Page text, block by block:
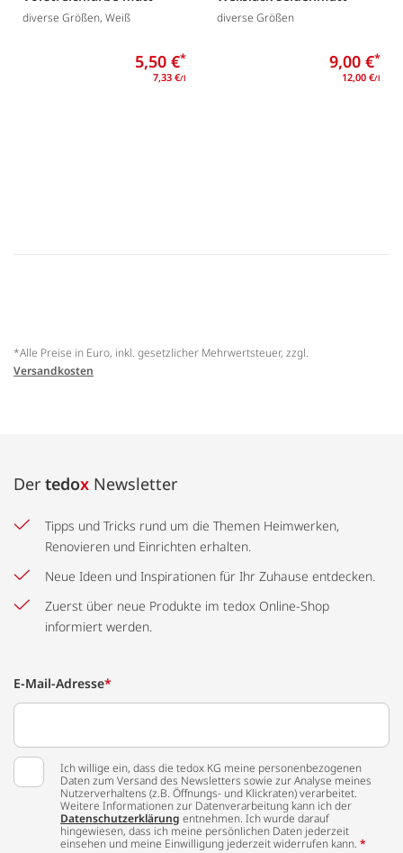
diverse Größen, Weiß
5,50 €*
7,33 €/l
diverse Größen
9,00 €*
12,00 €/l
*Alle Preise in Euro, inkl. gesetzlicher Mehrwertsteuer, zzgl.
Versandkosten
Der tedox Newsletter
Tipps und Tricks rund um die Themen Heimwerken,
Renovieren und Einrichten erhalten.
Neue Ideen und Inspirationen für Ihr Zuhause entdecken.
Zuerst über neue Produkte im tedox Online-Shop
informiert werden.
E-Mail-Adresse*
Ich willige ein, dass die tedox KG meine personenbezogenen
Daten zum Versand des Newsletters sowie zur Analyse meines
Nutzerverhaltens (z.B. Öffnungs- und Klickraten) verarbeitet.
Weitere Informationen zur Datenverarbeitung kann ich der
Datenschutzerklärung entnehmen. Ich wurde darauf
hingewiesen, dass ich meine persönlichen Daten jederzeit
einsehen und meine Einwilligung jederzeit widerrufen kann. *